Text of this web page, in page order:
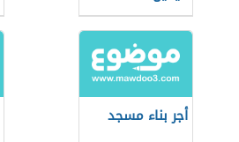
أجر بناء مسجد